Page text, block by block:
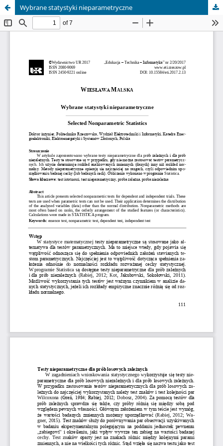
Wybrane statystyki nieparametryczne